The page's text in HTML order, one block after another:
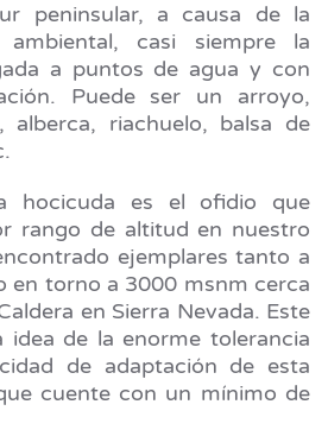
peninsular, a causa de la
ambiental, casi siempre la
a puntos de agua y con
Puede ser un arroyo,
alberca, riachuelo, balsa de
hocicuda es el ofidio que
rango de altitud en nuestro
ejemplares tanto a
en torno a 3000 msnm cerca
en Sierra Nevada. Este
idea de la enorme tolerancia
de adaptación de esta
cuente con un mínimo de